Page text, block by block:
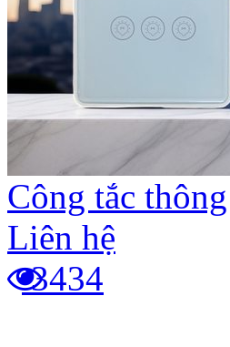
Công tắc
Liên hệ
3434